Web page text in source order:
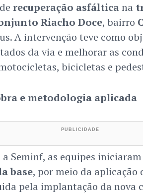
recuperação asfálticana
Riacho Doce, bairro
A intervenção teve como
da via e melhorar as
bicicletas e
e metodologia aplicada
a Seminf, as equipes
base, por meio da aplicação
pela implantação da nova